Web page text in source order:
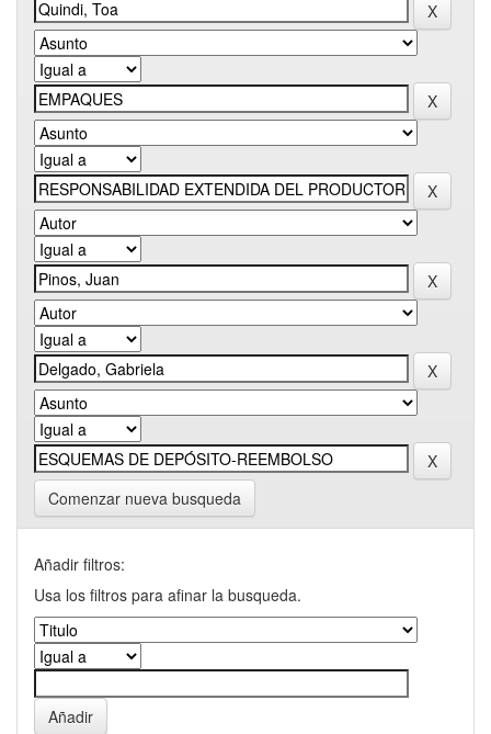
Comenzar nueva busqueda
Añadir filtros:
Usa los filtros para afinar la busqueda.